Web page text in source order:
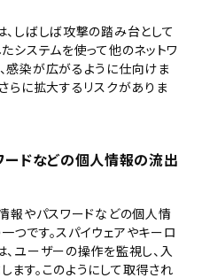
しばしば攻撃の踏み台として
システムを使って他のネットワ
感染が広がるように仕向けま
らに拡大するリスクがありま
ードなどの個人情報の流出
報やパスワードなどの個人情
つです。スパイウェアやキーロ
ユーザーの操作を監視し、入
す。このようにして取得され